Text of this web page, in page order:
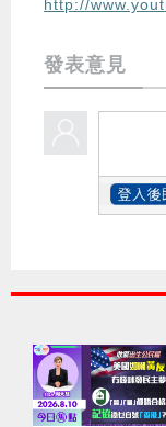
http://
發表意見